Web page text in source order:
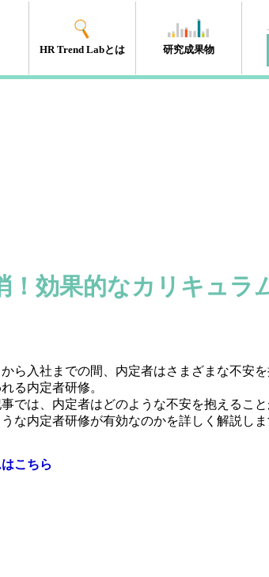
HR Trend Labとは 研究成果物
！効果的なカリキュラ
ら入社までの間、内定者はさまざまな不安
る内定者研修。
では、内定者はどのような不安を抱えるこ
な内定者研修が有効なのかを詳しく解説しま
こちら